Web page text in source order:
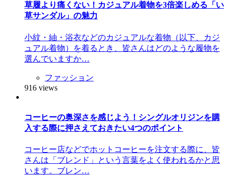
草履より痛くない！カジュアル着物を3倍楽しめる「い
草サンダル」の魅力
小紋・紬・浴衣などのカジュアルな着物（以下、カジ
ュアル着物）を着るとき、皆さんはどのような履物を
選んでいますか…
ファッション
916 views
コーヒーの奥深さを感じよう！シングルオリジンを購
入する際に押さえておきたい4つのポイント
コーヒー店などでホットコーヒーを注文する際に、皆
さんは「ブレンド」という言葉をよく使われるかと思
います。ブレン…